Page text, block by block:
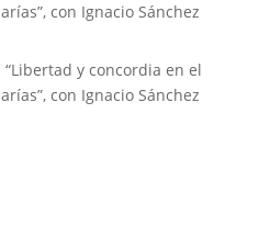
con Ignacio Sánchez
“Libertad y concordia en el
con Ignacio Sánchez